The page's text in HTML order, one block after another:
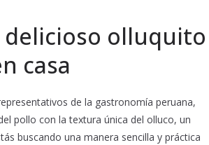
olluquito
casa
de la gastronomía peruana,
pollo con la textura única del olluco, un
buscando una manera sencilla y práctica